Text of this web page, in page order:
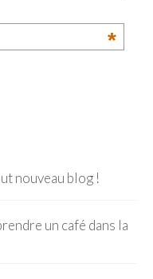
*
nouveau blog !
un café dans la